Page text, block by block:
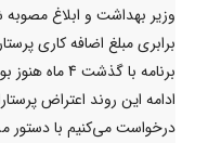
برابری مبلغ اضافه کاری
برنامه با
ادامه این روند اعتراض
درخواست می‌کنیم با دستور